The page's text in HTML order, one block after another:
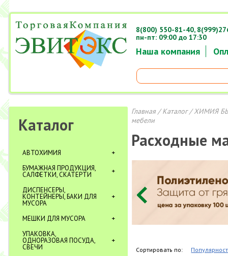
Наша компания
8(800) 550-81-40,
пн-пт: 09:00 до 17:30
Каталог
АВТОХИМИЯ
БУМАЖНАЯ ПРОДУКЦИЯ,
САЛФЕТКИ, СКАТЕРТИ
ДИСПЕНСЕРЫ,
КОНТЕЙНЕРЫ, БАКИ ДЛЯ
МУСОРА
МЕШКИ ДЛЯ МУСОРА
УПАКОВКА,
ОДНОРАЗОВАЯ ПОСУДА,
СВЕЧИ
Главная/Каталог/ХИМИЯ
мебели
Расходные
Сортировать по: